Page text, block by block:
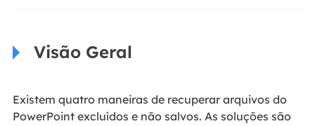
Visão Geral
Existem quatro maneiras de recuperar arquivos do
PowerPoint excluídos e não salvos. As soluções são